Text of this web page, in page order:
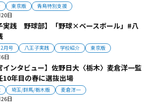
東京版 青鳥特別支援
日
実践 野球部】「野球×ベースボール」#八
月号 八王子実践 学校紹介 東京版
日
インタビュー】佐野日大〈栃木〉麦倉洋一監
年目の春に選抜出場
埼玉/群馬/栃木版 麦倉洋一
日